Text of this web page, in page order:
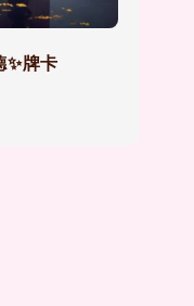
✨牌卡